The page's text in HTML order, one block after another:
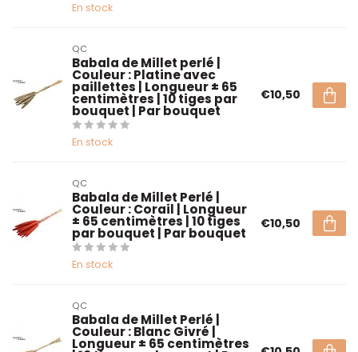
En stock
QC
Babala de Millet perlé |
Couleur : Platine avec
paillettes | Longueur ± 65
centimètres | 10 tiges par
bouquet | Par bouquet
En stock
€10,50
QC
Babala de Millet Perlé |
Couleur : Corail | Longueur
± 65 centimètres | 10 tiges
par bouquet | Par bouquet
En stock
€10,50
QC
Babala de Millet Perlé |
Couleur : Blanc Givré |
Longueur ± 65 centimètres